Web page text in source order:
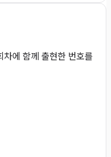
차에 함께 출현한 번호를